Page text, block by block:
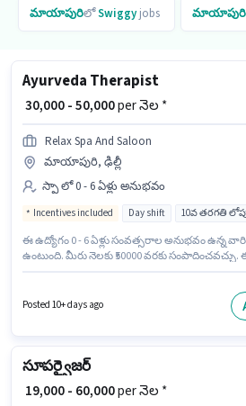
మాయాపురిలోSwiggyjobs మాయాపురి
Ayurveda Therapist
₹ 30,000 - 50,000per నెల *
Relax Spa And Saloon
మాయాపురి, ఢిల్లీ
స్పా లో 0 - 6 ఏళ్లు అనుభవం
Incentives included Day shift 10వ తరగతి
ఈ ఉద్యోగం 0 - 6 ఏళ్లు సంవత్సరాల అనుభవం ఉన్న
ఉంటుంది. మీరు నెలకు ₹50000 వరకు
ఉద్యోగం Full Time ప్రాతిపదికపై, DAY shift మరియు
Posted 10+ days ago
సూపర్వైజర్
₹ 19,000 - 60,000per నెల *